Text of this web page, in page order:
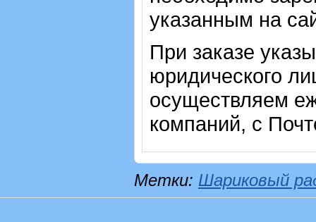
указанным на
При заказе
юридического
осуществляем
компаний, с
Метки: Шариковый